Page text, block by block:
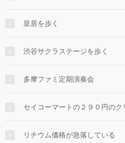
皇居を歩く
渋谷サクラステージを歩く
多摩ファミ定期演奏会
セイコーマートの２９０円のク
リチウム価格が急落している